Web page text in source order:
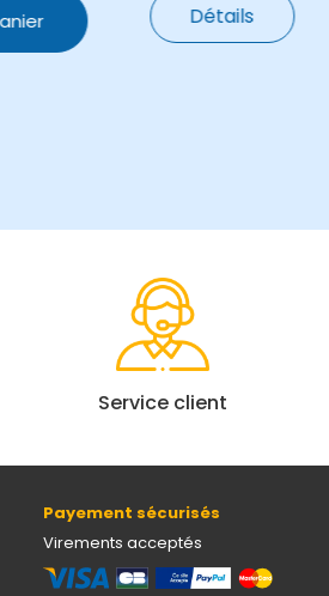
Détails
Service client
Payement sécurisés
Virements acceptés